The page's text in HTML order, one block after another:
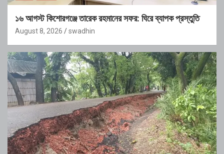
১৬ আগস্ট কিশোরগঞ্জে তারেক রহমানের সফর: ঘিরে ব্যাপক প্রস্তুতি
August 8, 2026 swadhin